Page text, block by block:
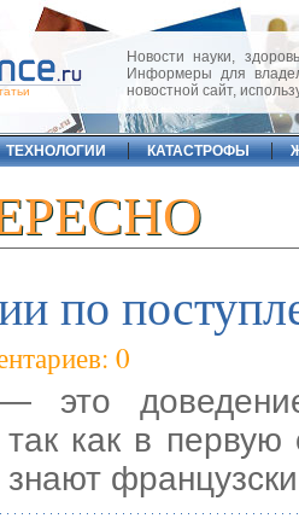
Новости науки,
Информеры для
новостной сайт,
ТЕХНОЛОГИИ КАТАСТРОФЫ
по
0
это
как в